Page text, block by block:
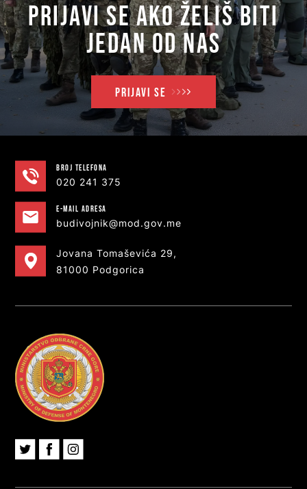
PRIJAVI SE AKO ŽELIŠ BITI
JEDAN OD NAS
PRIJAVI SE
Broj telefona
020 241 375
e-MAIL ADRESA
budivojnik@mod.gov.me
Jovana Tomaševića 29,
81000 Podgorica